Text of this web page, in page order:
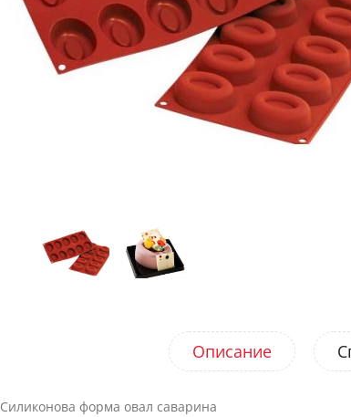
Описание
Силиконова форма овал саварина